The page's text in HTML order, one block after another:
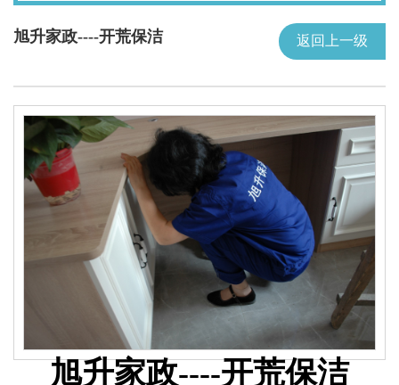
旭升家政----开荒保洁 返回上一级
旭升家政----开荒保洁